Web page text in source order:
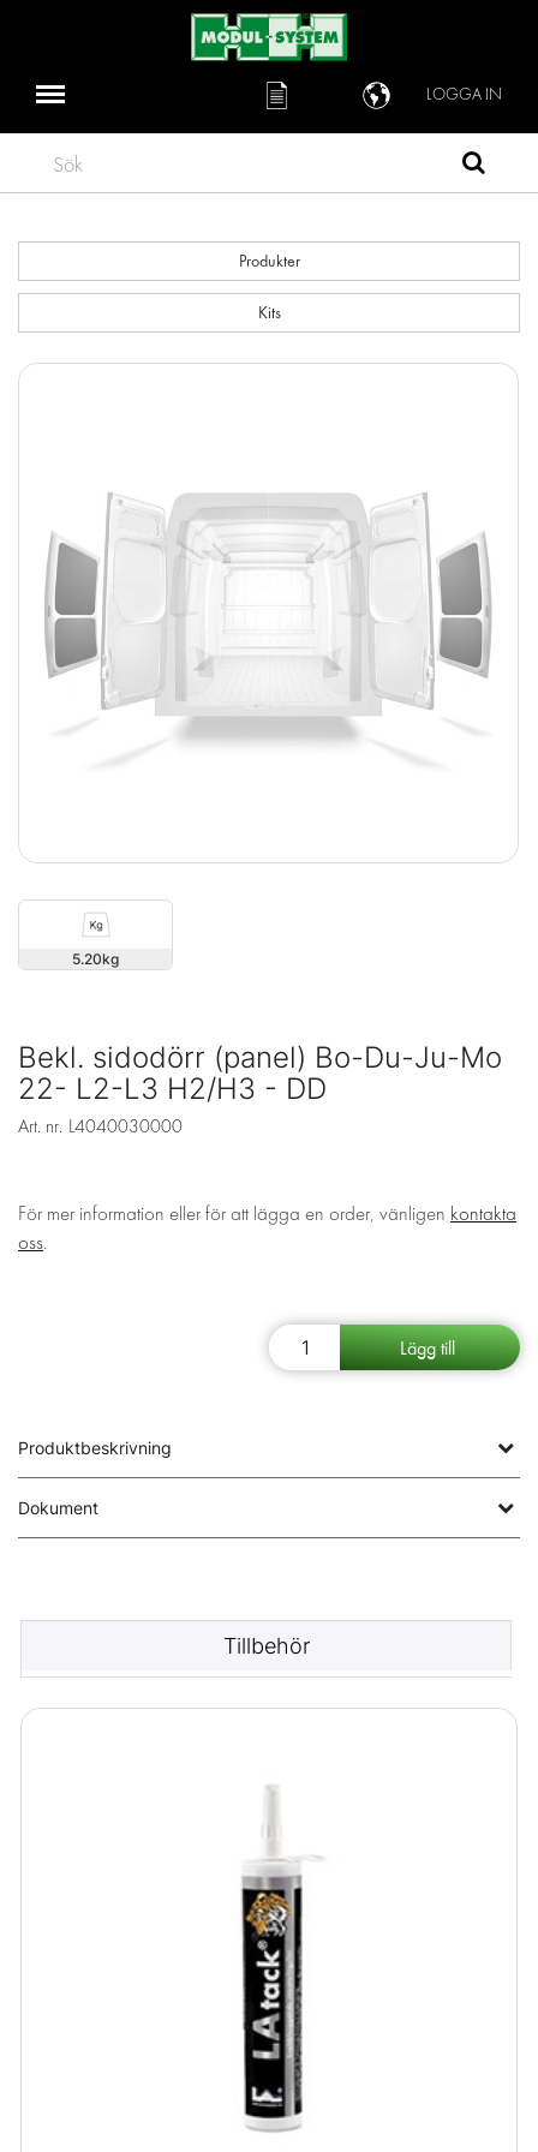
LOGGA IN
Sök
Produkter
Kits
5.20
Bekl. sidodörr (panel) Bo-Du-Ju-Mo
22- L2-L3 H2/H3 - DD
Art. nr. L4040030000
För mer information eller för att lägga en order, vänligen kontakta
oss.
Produktbeskrivning
Dokument
Tillbehör